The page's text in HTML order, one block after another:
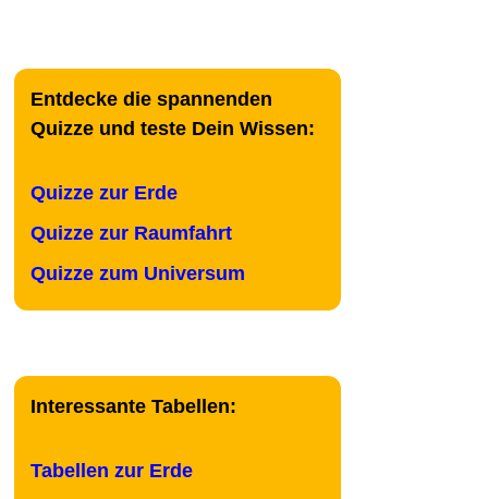
Entdecke die spannenden
Quizze und teste Dein Wissen:
Quizze zur Erde
Quizze zur Raumfahrt
Quizze zum Universum
Interessante Tabellen:
Tabellen zur Erde